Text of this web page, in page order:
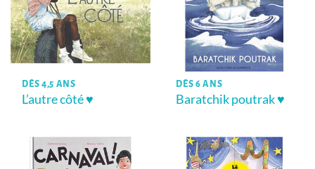
DÈS 4,5 ANS
L’autre côté ♥
DÈS 6 ANS
Baratchik poutrak ♥